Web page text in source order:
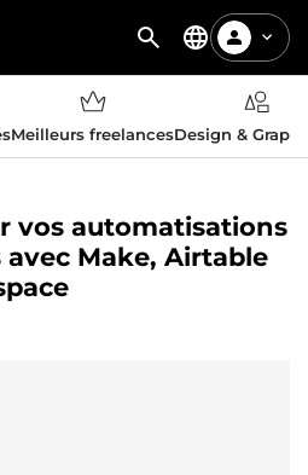
Meilleurs freelancesDesign &
vos automatisations
Make, Airtable